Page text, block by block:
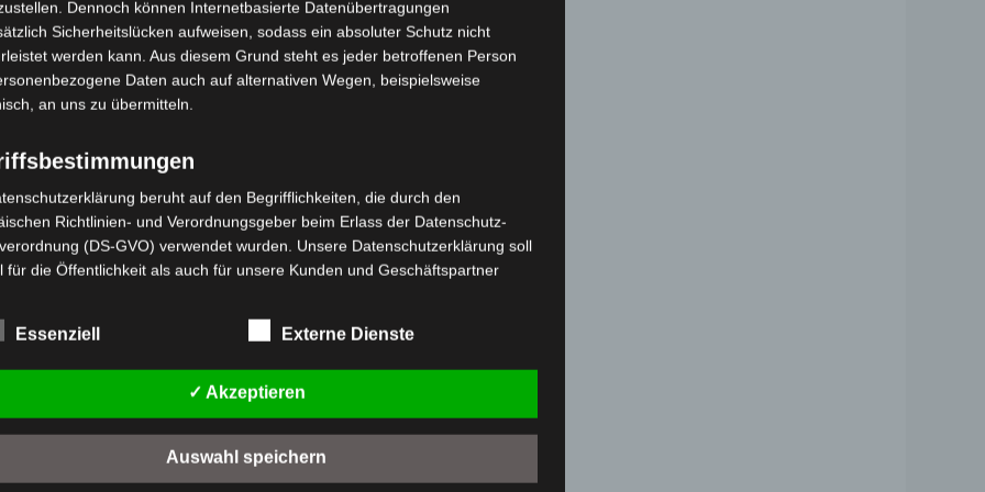
Versand
RADMUTTER (M14*28)
IN DEN WARENKORB
Kostenloser Versand
VM4 SITZBEHÄLTER
KUNSTSTOFF
Bewertet
mit
von
5
39,00€ *
VM4
Dennoch können Internetbasierte Datenübertragungen
Sicherheitslücken aufweisen, sodass ein absoluter Schutz nicht
werden kann. Aus diesem Grund steht es jeder betroffenen Person
Daten auch auf alternativen Wegen, beispielsweise
an uns zu übermitteln.
beruht auf den Begrifflichkeiten, die durch den
Richtlinien- und Verordnungsgeber beim Erlass der Datenschutz-
(DS-GVO) verwendet wurden. Unsere Datenschutzerklärung soll
für die Öffentlichkeit als auch für unsere Kunden und Geschäftspartner
Begrifflichkeiten erläutern.
a) personenbezogene Daten
Personenbezogene Daten sind alle Informationen, die sich auf eine
identifizierte oder identifizierbare natürliche Person (im Folgenden
Essenziell Externe Dienste
✓ Akzeptieren
Auswahl speichern